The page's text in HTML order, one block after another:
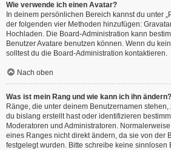
Wie verwende ich einen Avatar?
In deinem persönlichen Bereich kannst du unter
der folgenden vier Methoden hinzufügen:
Hochladen. Die Board-Administration kann
Benutzer Avatare benutzen können. Wenn du
solltest du die Board-Administration kontaktieren.
Nach oben
Was ist mein Rang und wie kann ich ihn ändern?
Ränge, die unter deinem Benutzernamen
du bislang erstellt hast oder identifizieren
Moderatoren und Administratoren.
eines Ranges nicht direkt ändern, da sie von der
festgelegt wurden. Bitte schreibe keine sinnlosen